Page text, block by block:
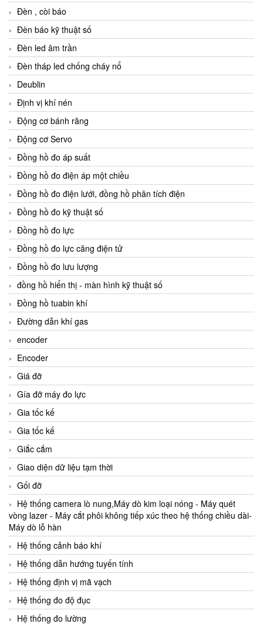
Đèn , còi báo
Đèn báo kỹ thuật số
Đèn led âm trần
Đèn tháp led chống cháy nổ
Deublin
Định vị khí nén
Động cơ bánh răng
Động cơ Servo
Đồng hồ đo áp suất
Đồng hồ đo điện áp một chiều
Đồng hồ đo điện lưới, đồng hồ phân tích điện
Đồng hồ đo kỹ thuật số
Đồng hồ đo lực
Đồng hồ đo lực căng điện tử
Đồng hồ đo lưu lượng
đồng hồ hiển thị - màn hình kỹ thuật số
Đồng hồ tuabin khí
Đường dẫn khí gas
encoder
Encoder
Giá đỡ
Gía đỡ máy đo lực
Gia tốc kế
Gia tốc kế
Giắc cắm
Giao diện dữ liệu tạm thời
Gối đỡ
Hệ thống camera lò nung,Máy dò kim loại nóng - Máy quét
vòng lazer - Máy cắt phôi không tiếp xúc theo hệ thống chiều dài-
Máy dò lỗ hàn
Hệ thống cảnh báo khí
Hệ thống dẫn hướng tuyến tính
Hệ thống định vị mã vạch
Hệ thống đo độ đục
Hệ thống đo lường